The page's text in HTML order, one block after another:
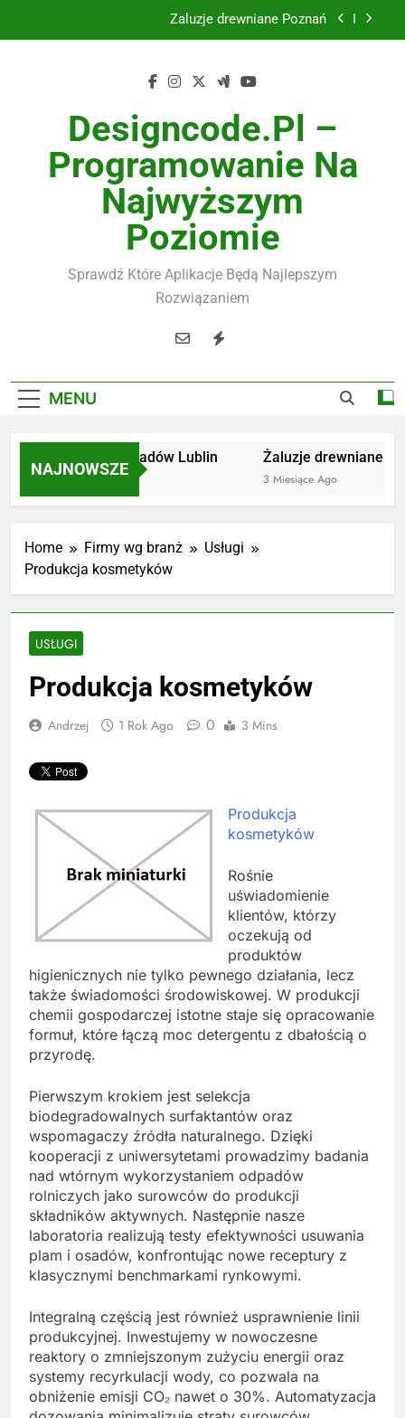
Instalacje elektryczne Gdańsk
Żaluzje drewniane Poznań
Instalacje elektryczne Gdańsk
Wysokiej jakości spławik elektryczny
Designcode.pl –
Programowanie Na
Najwyższym
Poziomie
Sprawdź Które Aplikacje Będą Najlepszym
Rozwiązaniem
MENU
NAJNOWSZE
Utylizacja odpadów Lublin
2 Miesiące Ago
Żaluzje drewniane
3 Miesiące Ago
Home Firmy wg branż
Usługi
Produkcja kosmetyków
USŁUGI
Produkcja kosmetyków
Andrzej 1 Rok Ago 0 3 Mins
Produkcja
kosmetyków
Rośnie
uświadomienie
klientów, którzy
oczekują od
produktów
higienicznych nie tylko pewnego działania, lecz
także świadomości środowiskowej. W produkcji
chemii gospodarczej istotne staje się opracowanie
formuł, które łączą moc detergentu z dbałością o
przyrodę.
Pierwszym krokiem jest selekcja
biodegradowalnych surfaktantów oraz
wspomagaczy źródła naturalnego. Dzięki
kooperacji z uniwersytetami prowadzimy badania
nad wtórnym wykorzystaniem odpadów
rolniczych jako surowców do produkcji
składników aktywnych. Następnie nasze
laboratoria realizują testy efektywności usuwania
plam i osadów, konfrontując nowe receptury z
klasycznymi benchmarkami rynkowymi.
Integralną częścią jest również usprawnienie linii
produkcyjnej. Inwestujemy w nowoczesne
reaktory o zmniejszonym zużyciu energii oraz
systemy recyrkulacji wody, co pozwala na
obniżenie emisji CO₂ nawet o 30%. Automatyzacja